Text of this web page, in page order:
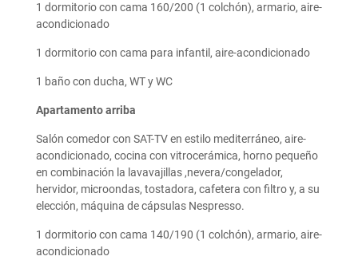
1 dormitorio con cama 160/200 (1 colchón), armario, aire-
acondicionado
1 dormitorio con cama para infantil, aire-acondicionado
1 baño con ducha, WT y WC
Apartamento arriba
Salón comedor con SAT-TV en estilo mediterráneo, aire-
acondicionado, cocina con vitrocerámica, horno pequeño
en combinación la lavavajillas ,nevera/congelador,
hervidor, microondas, tostadora, cafetera con filtro y, a su
elección, máquina de cápsulas Nespresso.
1 dormitorio con cama 140/190 (1 colchón), armario, aire-
acondicionado